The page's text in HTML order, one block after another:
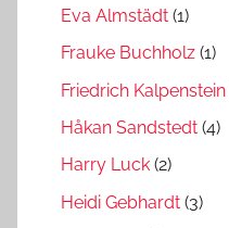
Eva Almstädt (1)
Frauke Buchholz (1)
Friedrich Kalpenstein
Håkan Sandstedt (4)
Harry Luck (2)
Heidi Gebhardt (3)